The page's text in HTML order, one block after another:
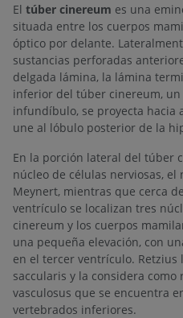
El túber cinereum es una
situada entre los cuerpos
óptico por delante.
sustancias perforadas
delgada lámina, la lámina
inferior del túber cinereum, un
infundíbulo, se proyecta hacia
une al lóbulo posterior de la
En la porción lateral del túber
núcleo de células nerviosas, el
Meynert, mientras que cerca
ventrículo se localizan tres
cinereum y los cuerpos
una pequeña elevación, con
en el tercer ventrículo.
saccularis y la considera
vasculosus que se encuentra
vertebrados inferiores.